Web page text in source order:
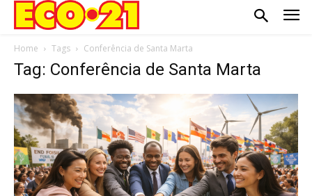
Home Tags Conferência de Santa Marta
Tag: Conferência de Santa Marta